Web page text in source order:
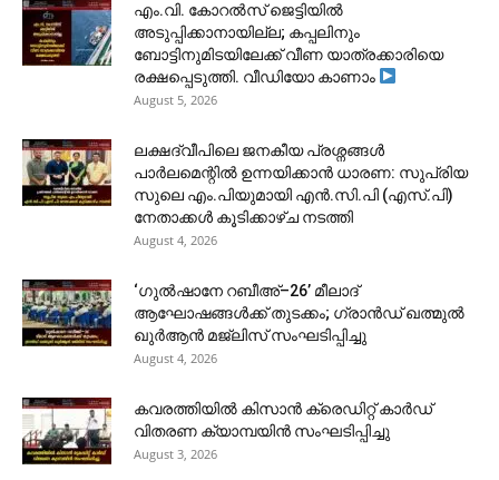
​എം.വി. കോറൽസ് ജെട്ടിയിൽ
അടുപ്പിക്കാനായില്ല; കപ്പലിനും
ബോട്ടിനുമിടയിലേക്ക് വീണ യാത്രക്കാരിയെ
രക്ഷപ്പെടുത്തി. വീഡിയോ കാണാം
August 5, 2026
ലക്ഷദ്വീപിലെ ജനകീയ പ്രശ്നങ്ങൾ
പാർലമെന്റിൽ ഉന്നയിക്കാൻ ധാരണ: സുപ്രിയ
സുലെ എം.പിയുമായി എൻ.സി.പി (എസ്.പി)
നേതാക്കൾ കൂടിക്കാഴ്ച നടത്തി
August 4, 2026
‘ഗുൽഷാനേ റബീഅ്–26’ മീലാദ്
ആഘോഷങ്ങൾക്ക് തുടക്കം; ഗ്രാൻഡ് ഖത്മുൽ
ഖുർആൻ മജ്‌ലിസ് സംഘടിപ്പിച്ചു
August 4, 2026
കവരത്തിയിൽ കിസാൻ ക്രെഡിറ്റ് കാർഡ്
വിതരണ ക്യാമ്പയിൻ സംഘടിപ്പിച്ചു
August 3, 2026